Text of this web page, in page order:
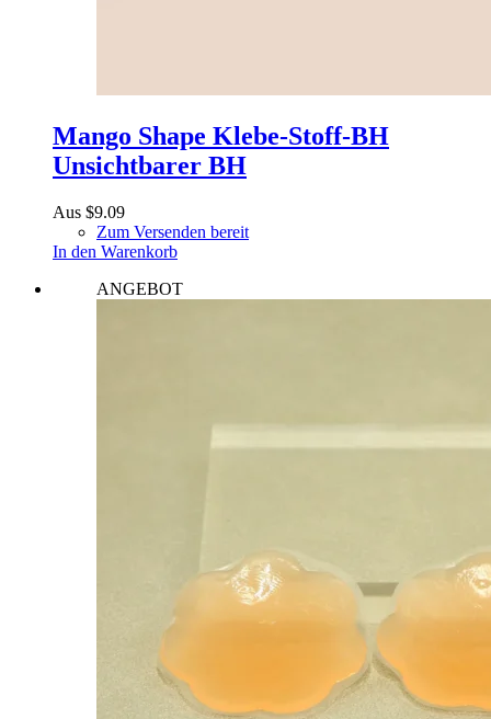
Mango Shape Klebe-Stoff-BH
Unsichtbarer BH
Aus $9.09
Zum Versenden bereit
In den Warenkorb
ANGEBOT